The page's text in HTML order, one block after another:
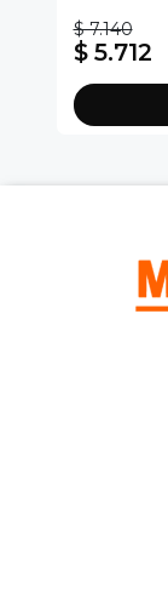
$ 7.140
$ 5.712